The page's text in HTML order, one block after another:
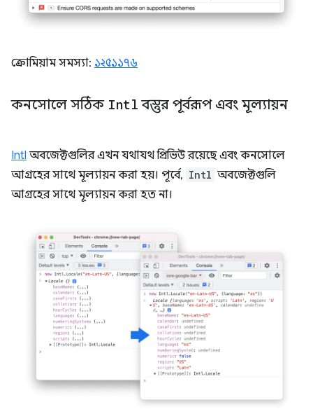
ক্রোমিয়াম সমস্যা: ১২৫১১৭৬
কনসোলে সঠিক Intl বস্তুর পূর্বরূপ এবং মূল্যায়ন
Intl অবজেক্টগুলির এখন যথাযথ প্রিভিউ রয়েছে এবং কনসোলে
আগ্রহের সাথে মূল্যায়ন করা হয়। পূর্বে, Intl অবজেক্টগুলি
আগ্রহের সাথে মূল্যায়ন করা হত না।